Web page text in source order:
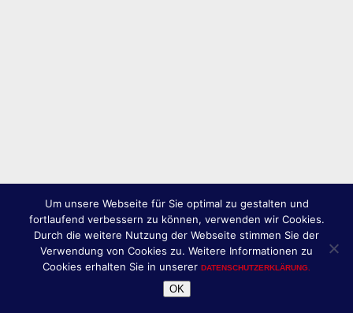
Um unsere Webseite für Sie optimal zu gestalten und
fortlaufend verbessern zu können, verwenden wir Cookies.
Durch die weitere Nutzung der Webseite stimmen Sie der
Verwendung von Cookies zu. Weitere Informationen zu
Cookies erhalten Sie in unserer DATENSCHUTZERKLÄRUNG.
OK